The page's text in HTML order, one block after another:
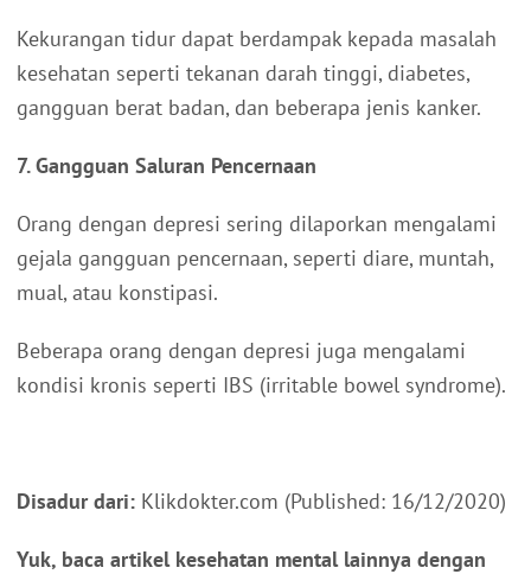
Kekurangan tidur dapat berdampak kepada masalah
kesehatan seperti tekanan darah tinggi, diabetes,
gangguan berat badan, dan beberapa jenis kanker.
7. Gangguan Saluran Pencernaan
Orang dengan depresi sering dilaporkan mengalami
gejala gangguan pencernaan, seperti diare, muntah,
mual, atau konstipasi.
Beberapa orang dengan depresi juga mengalami
kondisi kronis seperti IBS (irritable bowel syndrome).
Disadur dari: Klikdokter.com (Published: 16/12/2020)
Yuk, baca artikel kesehatan mental lainnya dengan